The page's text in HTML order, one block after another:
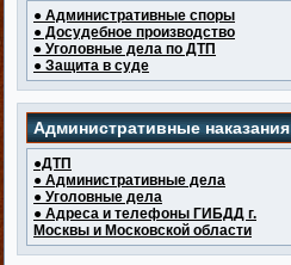
● Административные споры
● Досудебное производство
● Уголовные дела по ДТП
● Защита в суде
Административные наказания
●ДТП
● Административные дела
● Уголовные дела
● Адреса и телефоны ГИБДД г.
Москвы и Московской области